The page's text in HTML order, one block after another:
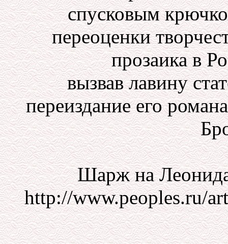
спусковым
переоценки
прозаика в
вызвав лавину
переиздание его
Шарж на
http://www.peoples.ru/